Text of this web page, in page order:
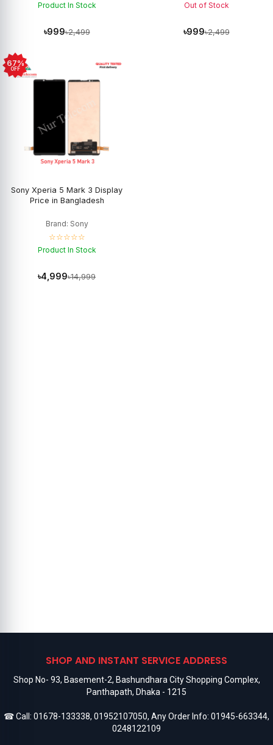
Product In Stock
৳999৳2,499
Out of Stock
৳999৳2,499
67%
OFF
Sony Xperia 5 Mark 3 Display
Price in Bangladesh
Brand: Sony
☆☆☆☆☆
Product In Stock
৳4,999৳14,999
SHOP AND INSTANT SERVICE ADDRESS
Shop No- 93, Basement-2, Bashundhara City Shopping Complex,
Panthapath, Dhaka - 1215
☎ Call: 01678-133338, 01952107050, Any Order Info: 01945-663344,
0248122109